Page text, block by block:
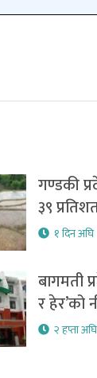
गण्डकी
३९
१ दिन अघि
बागमती
र हेर’को
२ हप्ता अघि